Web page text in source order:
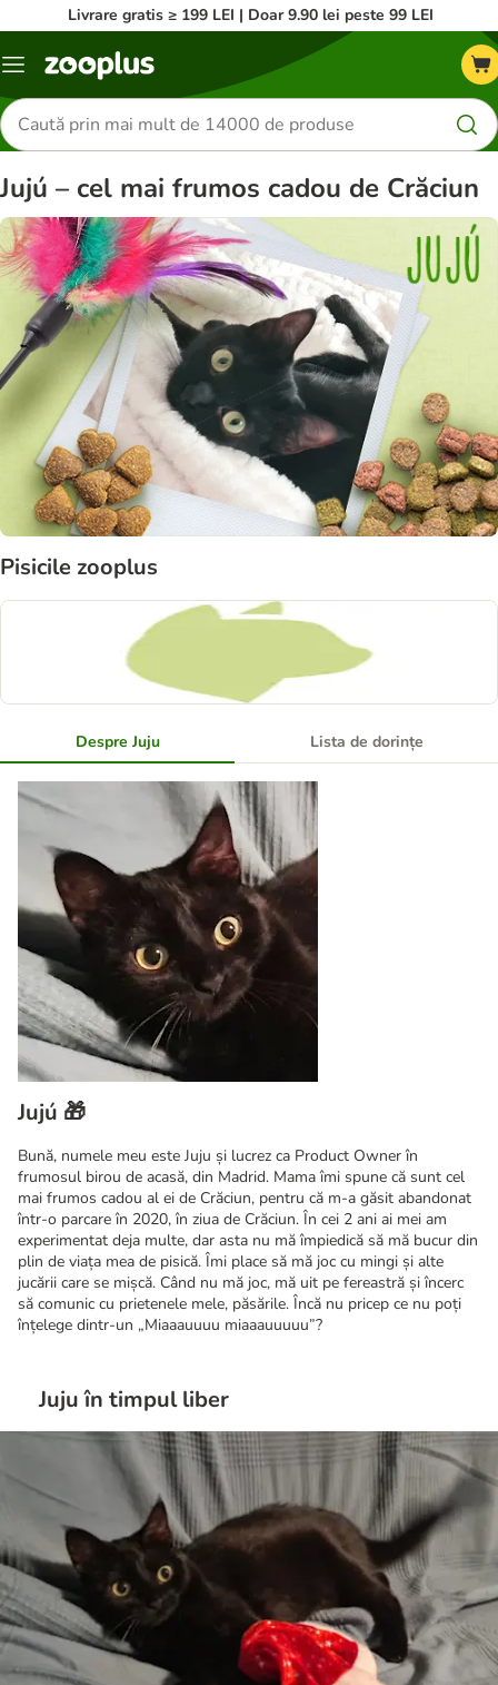
Livrare gratis ≥ 199 LEI | Doar 9.90 lei peste 99 LEI
Categorii
Căutare
produse
Jujú – cel mai frumos cadou de Crăciun
Pisicile zooplus
Despre Juju Lista de dorințe
Jujú 🎁
Bună, numele meu este Juju și lucrez ca Product Owner în
frumosul birou de acasă, din Madrid. Mama îmi spune că sunt cel
mai frumos cadou al ei de Crăciun, pentru că m-a găsit abandonat
într-o parcare în 2020, în ziua de Crăciun. În cei 2 ani ai mei am
experimentat deja multe, dar asta nu mă împiedică să mă bucur din
plin de viața mea de pisică. Îmi place să mă joc cu mingi și alte
jucării care se mișcă. Când nu mă joc, mă uit pe fereastră și încerc
să comunic cu prietenele mele, păsările. Încă nu pricep ce nu poți
înțelege dintr-un „Miaaauuuu miaaauuuuu”?
Juju în timpul liber